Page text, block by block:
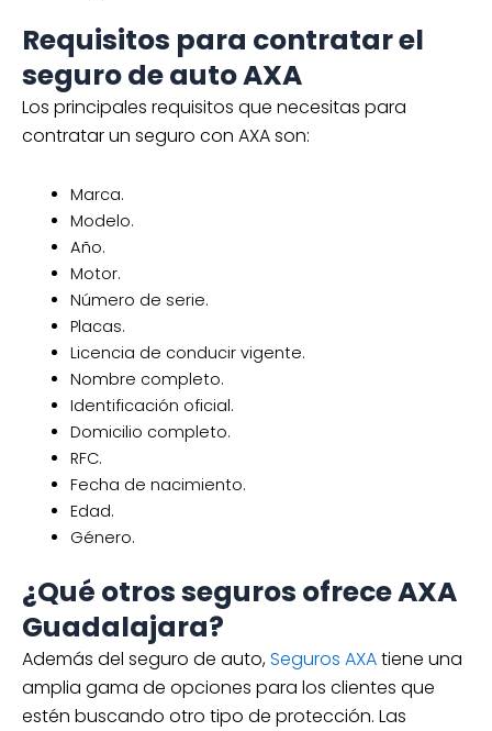
Requisitos para contratar el
seguro de auto AXA
Los principales requisitos que necesitas para
contratar un seguro con AXA son:
Marca.
Modelo.
Año.
Motor.
Número de serie.
Placas.
Licencia de conducir vigente.
Nombre completo.
Identificación oficial.
Domicilio completo.
RFC.
Fecha de nacimiento.
Edad.
Género.
¿Qué otros seguros ofrece AXA
Guadalajara?
Además del seguro de auto,Seguros AXAtiene una
amplia gama de opciones para los clientes que
estén buscando otro tipo de protección. Las